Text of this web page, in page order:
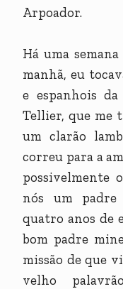
Arpoador.
Há uma
manhã, eu
e espanhois
Tellier, que me
um clarão
correu para a
possivelmente
nós um padre
quatro anos de
bom padre
missão de que
velho